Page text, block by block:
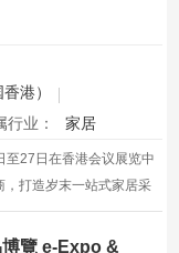
港）
行业： 家居
27日在香港会议展览中
，打造岁末一站式家居采
心仪家居好物，共度温馨
覽 e-Expo &